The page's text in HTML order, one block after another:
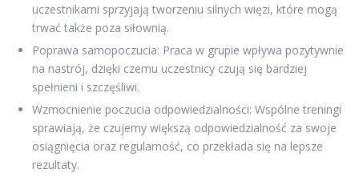
uczestnikami sprzyjają tworzeniu silnych więzi, które mogą
trwać także poza siłownią.
Poprawa samopoczucia: Praca w grupie wpływa pozytywnie
na nastrój, dzięki czemu uczestnicy czują się bardziej
spełnieni i szczęśliwi.
Wzmocnienie poczucia odpowiedzialności: Wspólne treningi
sprawiają, że czujemy większą odpowiedzialność za swoje
osiągnięcia oraz regularność, co przekłada się na lepsze
rezultaty.